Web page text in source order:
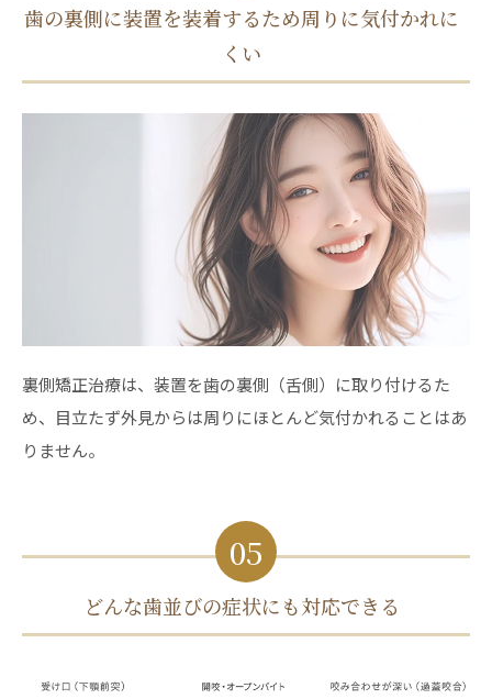
歯の裏側に装置を装着するため周りに気付かれに
くい
裏側矯正治療は、装置を歯の裏側（舌側）に取り付けるた
め、目立たず外見からは周りにほとんど気付かれることはあ
りません。
05
どんな歯並びの症状にも対応できる